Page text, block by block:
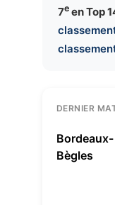
7een Top
DERNIER
Bordeaux-
Bègles